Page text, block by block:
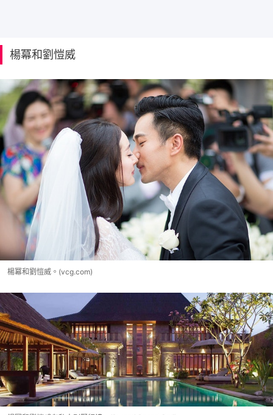
楊冪和劉愷威
楊冪和劉愷威。(vcg.com)